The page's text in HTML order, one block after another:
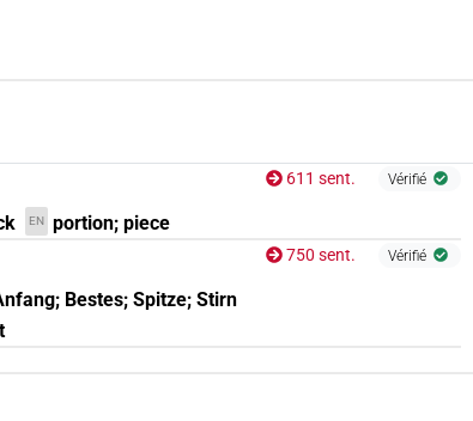
611 sent. Vérifié
EN portion; piece
750 sent. Vérifié
Bestes; Spitze; Stirn